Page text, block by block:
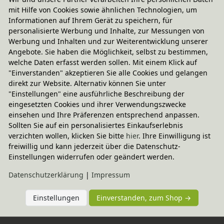
In diesem Set enthalten
Sie haben Fragen?
Wird oft zusammen gekauft
-20% Code
bionik Kerzenhalter Kerzeneinsatz 6er
Set
mit Hilfe von Cookies sowie ähnlichen Technologien, um
Informationen auf Ihrem Gerät zu speichern, für
personalisierte Werbung und Inhalte, zur Messungen von
Werbung und Inhalten und zur Weiterentwicklung unserer
Angebote. Sie haben die Möglichkeit, selbst zu bestimmen,
welche Daten erfasst werden sollen. Mit einem Klick auf
"Einverstanden" akzeptieren Sie alle Cookies und gelangen
direkt zur Website. Alternativ können Sie unter
"Einstellungen" eine ausführliche Beschreibung der
eingesetzten Cookies und ihrer Verwendungszwecke
einsehen und Ihre Präferenzen entsprechend anpassen.
Sollten Sie auf ein personalisiertes Einkaufserlebnis
verzichten wollen, klicken Sie bitte hier. Ihre Einwilligung ist
freiwillig und kann jederzeit über die Datenschutz-
Einstellungen widerrufen oder geändert werden.
Daten­schutz­erklärung | Impressum
Einstellungen Einverstanden, zum Shop →